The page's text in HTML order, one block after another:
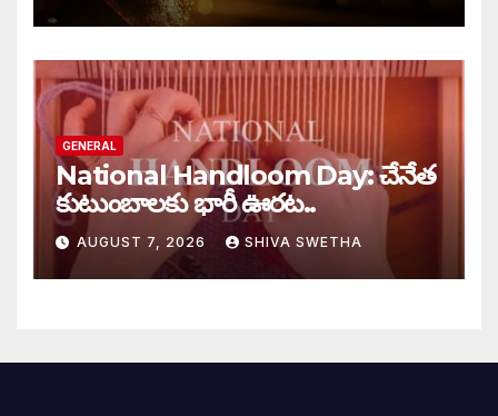
GENERAL
National Handloom Day: చేనేత
కుటుంబాలకు భారీ ఊరట..
AUGUST 7, 2026 SHIVA SWETHA